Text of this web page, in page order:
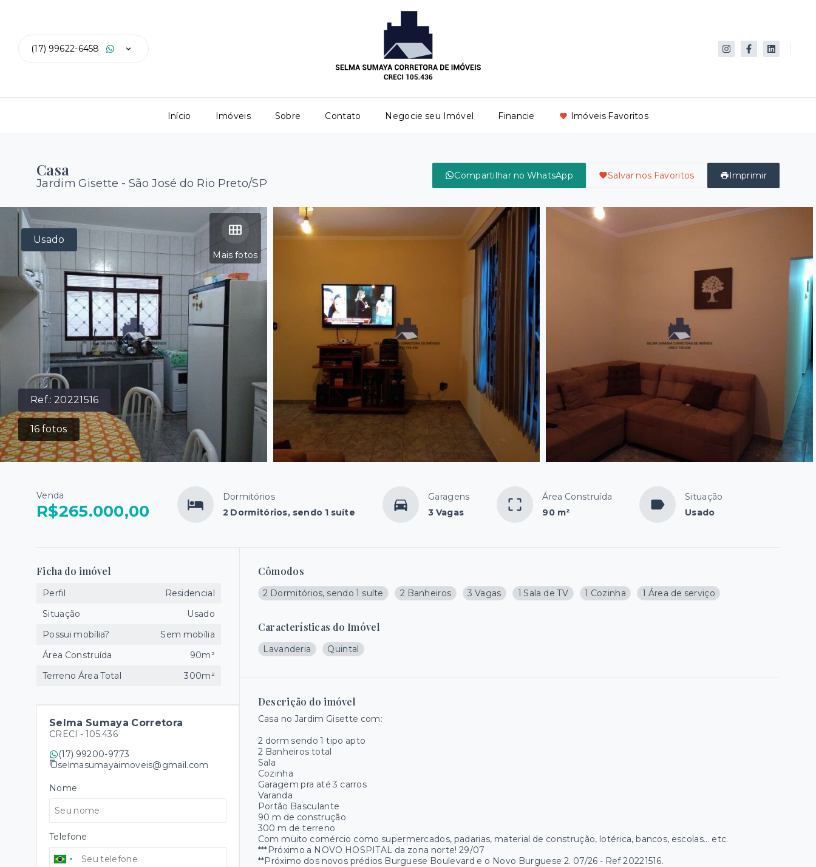
(17) 99622-6458
Início Imóveis Sobre Contato Negocie seu Imóvel Financie Imóveis Favoritos
Casa
Jardim Gisette - São José do Rio Preto/SP
Compartilhar no WhatsApp Salvar nos Favoritos Imprimir
Ref.: 20221516
16 fotos
Mais fotos
Usado
Venda
R$265.000,00
Dormitórios
2 Dormitórios, sendo 1 suíte
Garagens
3 Vagas
Área Construída
90 m²
Situação
Usado
Cômodos
2 Dormitórios, sendo 1 suíte 2 Banheiros 3 Vagas 1 Sala de TV 1 Cozinha 1 Área de serviço
Características do Imóvel
Lavanderia Quintal
Descrição do imóvel
Casa no Jardim Gisette com:
2 dorm sendo 1 tipo apto
2 Banheiros total
Sala
Cozinha
Garagem pra até 3 carros
Varanda
Portão Basculante
90 m de construção
300 m de terreno
Com muito comércio como supermercados, padarias, material de construção, lotérica, bancos, escolas... etc.
***Próximo a NOVO HOSPITAL da zona norte! 29/07
**Próximo dos novos prédios Burguese Boulevard e o Novo Burguese 2. 07/26 - Ref 20221516.
Ficha do imóvel
Perfil
Residencial
Situação
Usado
Possui mobília?
Sem mobília
Área Construída
90m²
Terreno Área Total
300m²
Selma Sumaya Corretora
CRECI - 105.436
(17) 99200-9773
selmasumayaimoveis@gmail.com
Nome
Telefone